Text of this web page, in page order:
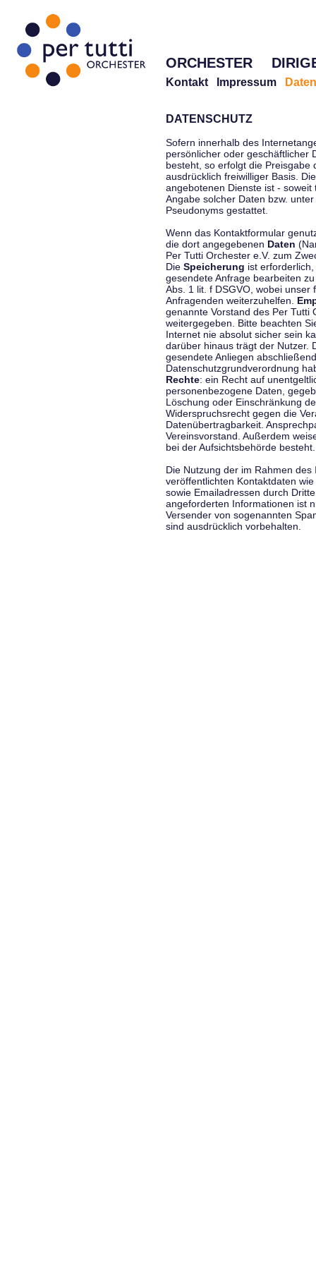
ORCHESTER
Kontakt Impressum
DATENSCHUTZ
Sofern innerhalb des
persönlicher oder geschäftlicher
besteht, so erfolgt die Preisgabe
ausdrücklich freiwilliger Basis.
angebotenen Dienste ist -
Angabe solcher Daten bzw.
Pseudonyms gestattet.
Wenn das Kontaktformular
die dort angegebenen Daten
Per Tutti Orchester e.V. zum
Die Speicherung ist
gesendete Anfrage bearbeiten
Abs. 1 lit. f DSGVO, wobei
Anfragenden weiterzuhelfen.
genannte Vorstand des Per Tutti
weitergegeben. Bitte beachten
Internet nie absolut sicher sein
darüber hinaus trägt der Nutzer.
gesendete Anliegen
Datenschutzgrundverordnung
Rechte: ein Recht auf
personenbezogene Daten,
Löschung oder Einschränkung
Widerspruchsrecht gegen die
Datenübertragbarkeit.
Vereinsvorstand. Außerdem
bei der Aufsichtsbehörde besteht.
Die Nutzung der im Rahmen
veröffentlichten Kontaktdaten
sowie Emailadressen durch
angeforderten Informationen ist
Versender von sogenannten
sind ausdrücklich vorbehalten.